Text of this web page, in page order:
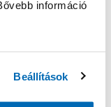
információ
Beállítások